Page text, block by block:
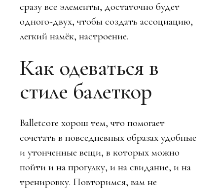
сразу все элементы, достаточно будет
одного-двух, чтобы создать ассоциацию,
легкий намёк, настроение.
Как одеваться в
стиле балеткор
Balletcore хорош тем, что помогает
сочетать в повседневных образах удобные
и утонченные вещи, в которых можно
пойти и на прогулку, и на свидание, и на
тренировку. Повторимся, вам не